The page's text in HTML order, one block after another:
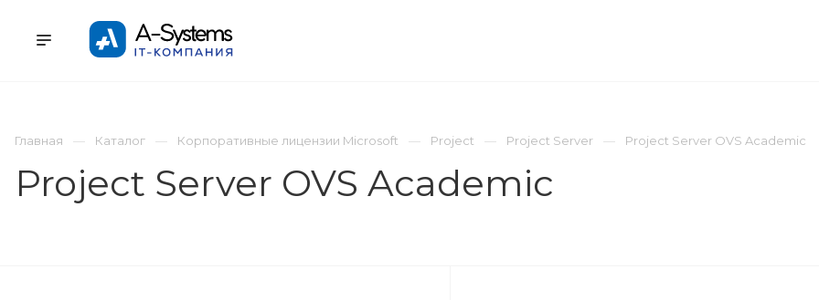
Главная
Каталог Корпоративные лицензии Microsoft Project Project Server Project Server OVS Academic
Project Server OVS Academic